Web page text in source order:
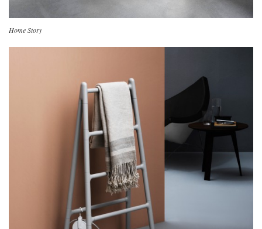
Home Story